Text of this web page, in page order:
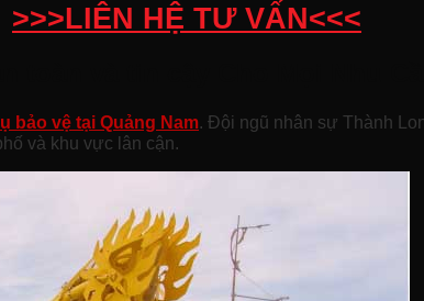
>>>LIÊN HỆ TƯ VẤN<<<
bảo vệ tại Quảng Nam . Đội ngũ nhân sự Thành
và khu vực lân cận.